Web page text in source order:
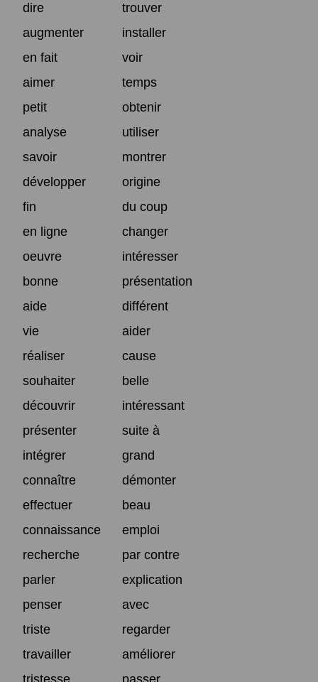
dire
trouver
augmenter
installer
en fait
voir
aimer
temps
petit
obtenir
analyse
utiliser
savoir
montrer
développer
origine
fin
du coup
en ligne
changer
oeuvre
intéresser
bonne
présentation
aide
différent
vie
aider
réaliser
cause
souhaiter
belle
découvrir
intéressant
présenter
suite à
intégrer
grand
connaître
démonter
effectuer
beau
connaissance
emploi
recherche
par contre
parler
explication
penser
avec
triste
regarder
travailler
améliorer